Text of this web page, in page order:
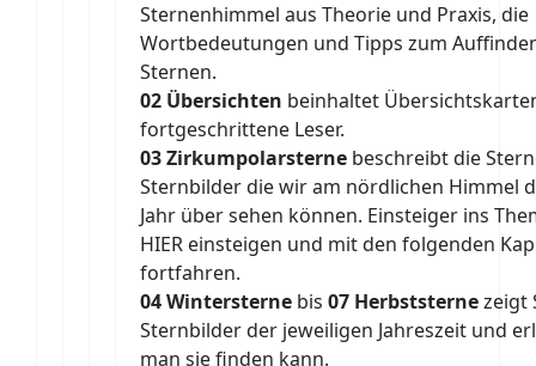
Sternenhimmel aus Theorie und Praxis, die
Wortbedeutungen und Tipps zum
Sternen.
02 Übersichten beinhaltet
fortgeschrittene Leser.
03 Zirkumpolarsterne beschreibt die
Sternbilder die wir am nördlichen Himmel
Jahr über sehen können. Einsteiger ins
HIER einsteigen und mit den folgenden
fortfahren.
04 Wintersterne bis 07 Herbststernezeigt
Sternbilder der jeweiligen Jahreszeit und
man sie finden kann.